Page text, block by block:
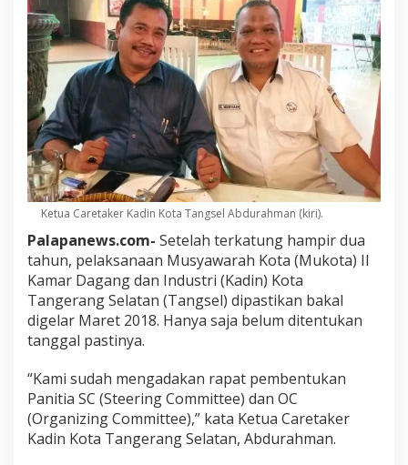
Ketua Caretaker Kadin Kota Tangsel Abdurahman (kiri).
Palapanews.com- Setelah terkatung hampir dua
tahun, pelaksanaan Musyawarah Kota (Mukota) II
Kamar Dagang dan Industri (Kadin) Kota
Tangerang Selatan (Tangsel) dipastikan bakal
digelar Maret 2018. Hanya saja belum ditentukan
tanggal pastinya.
“Kami sudah mengadakan rapat pembentukan
Panitia SC (Steering Committee) dan OC
(Organizing Committee),” kata Ketua Caretaker
Kadin Kota Tangerang Selatan, Abdurahman.